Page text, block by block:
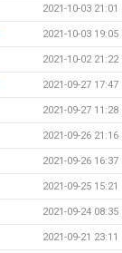
2021-10-03 21:01
2021-10-03 19:05
2021-10-02 21:22
2021-09-27 17:47
2021-09-27 11:28
2021-09-26 21:16
2021-09-26 16:37
2021-09-25 15:21
2021-09-24 08:35
2021-09-21 23:11